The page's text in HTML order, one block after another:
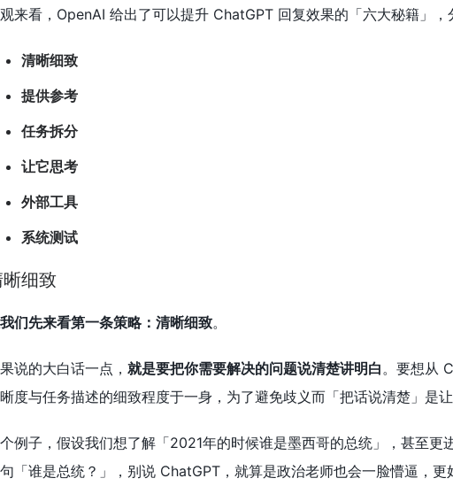
来看，OpenAI 给出了可以提升 ChatGPT 回复效果的「六大秘籍」，
清晰细致
提供参考
任务拆分
让它思考
外部工具
系统测试
细致
们先来看第一条策略：清晰细致。
说的大白话一点， 就是要把你需要解决的问题说清楚讲明白。要想从
度与任务描述的细致程度于一身，为了避免歧义而「把话说清楚」是
例子，假设我们想了解「2021年的时候谁是墨西哥的总统」，甚至
「谁是总统？」，别说 ChatGPT，就算是政治老师也会一脸懵逼，